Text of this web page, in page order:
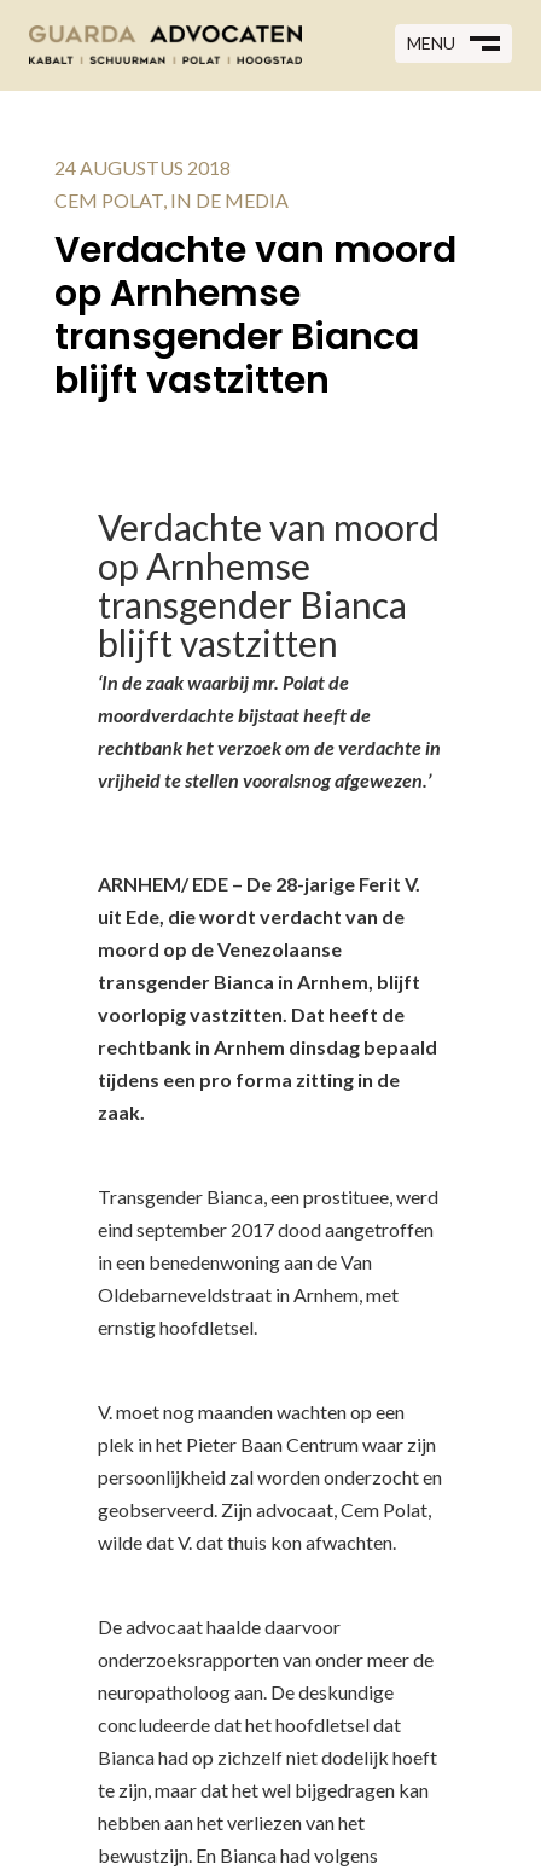
MENU
MENU
CLOSE
M
24 AUGUSTUS 2018
CEM POLAT, IN DE MEDIA
Verdachte van moord
op Arnhemse
transgender Bianca
blijft vastzitten
Verdachte van moord
op Arnhemse
transgender Bianca
blijft vastzitten
‘In de zaak waarbij mr. Polat de
moordverdachte bijstaat heeft de
rechtbank het verzoek om de verdachte in
vrijheid te stellen vooralsnog afgewezen.’
ARNHEM/ EDE – De 28-jarige Ferit V.
uit Ede, die wordt verdacht van de
moord op de Venezolaanse
transgender Bianca in Arnhem, blijft
voorlopig vastzitten. Dat heeft de
rechtbank in Arnhem dinsdag bepaald
tijdens een pro forma zitting in de
zaak.
Transgender Bianca, een prostituee, werd
eind september 2017 dood aangetroffen
in een benedenwoning aan de Van
Oldebarneveldstraat in Arnhem, met
ernstig hoofdletsel.
V. moet nog maanden wachten op een
plek in het Pieter Baan Centrum waar zijn
persoonlijkheid zal worden onderzocht en
geobserveerd. Zijn advocaat, Cem Polat,
wilde dat V. dat thuis kon afwachten.
De advocaat haalde daarvoor
onderzoeksrapporten van onder meer de
neuropatholoog aan. De deskundige
concludeerde dat het hoofdletsel dat
Bianca had op zichzelf niet dodelijk hoeft
te zijn, maar dat het wel bijgedragen kan
hebben aan het verliezen van het
bewustzijn. En Bianca had volgens